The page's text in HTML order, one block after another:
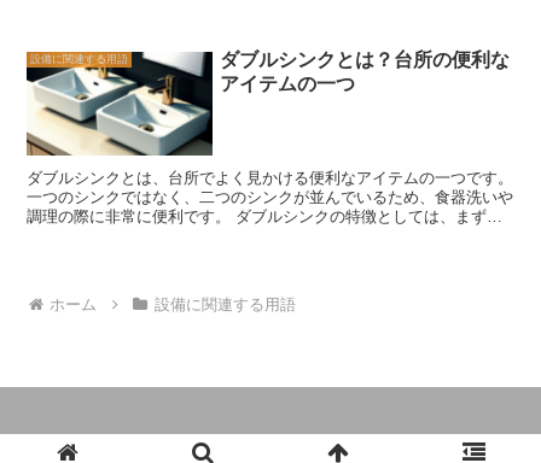
は、壁スイッチを使って操作することができます。 壁スイッチは、
リフォームや建築において欠かせない要素です。適切に配置された壁
スイッチは、電気機器の操作を便利にし、電力の節約にも貢献しま
す。また、デザインやスタイルに合わせて選ぶこともできるため、イ
ンテリアの一部としても重要な役割を果たします。壁スイッチの選び
方や取り付け方については、専門家のアドバイスを受けることをおす
度を減らすことができ、エネルギーの節約に繋がります。 また、高
性能な窓やドアを使用することも特徴の一つです。これらの建材は断
熱性能が高く、外部からの熱や冷気の侵入を防ぐだけでなく、室内の
熱を逃がさないようにする役割も果たします。さらに、適切な日射利
用を考慮した設計も行われており、太陽光を最大限に活用すること
で、冷暖房の負荷を軽減することができます。 さらに、省エネルギ
ー住宅では、エネルギー効率の高い設備を導入することも重要です。
例えば、高効率の給湯器やエアコン、照明器具などを使用すること
で、エネルギーの無駄を減らすことができます。また、太陽光発電や
ゼロ・エネルギー・ハウス）という基準があり、年間のエネルギー消
費量が実質的にゼロに近い住宅を指します。 省エネルギー住宅は、
減による経済的なメリットも期待できます。
設備に関連する用語
ダブルシンクとは？台所の便利な
アイテムの一つ
ダブルシンクとは、台所でよく見かける便利なアイテムの一つです。
一つのシンクではなく、二つのシンクが並んでいるため、食器洗いや
調理の際に非常に便利です。 ダブルシンクの特徴としては、まず一
できます。これにより、作業スペースが広がり、効率的に作業を進め
ることができます。 また、ダブルシンクは二つのシンクが独立して
は家族や友人と一緒に料理をする際にも便利です。一つのシンクで
ができます。これにより、料理の進行がスムーズになり、楽しく料理
ホーム 設備に関連する用語
© 2023 いいリフォームと建築の教科書.